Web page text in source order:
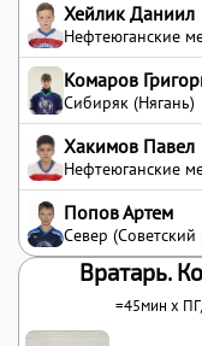
Хейлик Даниил
Нефтеюганские
Комаров
Сибиряк (Нягань)
Хакимов Павел
Нефтеюганские
Попов Артем
Север (Советский
Вратарь.
=45мин x ПГ